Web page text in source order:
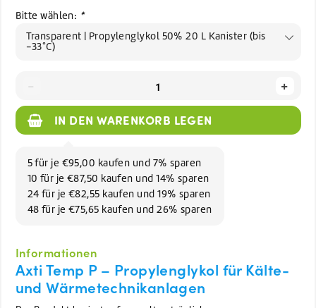
Bitte wählen: *
Transparent | Propylenglykol 50% 20 L Kanister (bis
-33°C)
+
IN DEN WARENKORB LEGEN
5 für je €95,00 kaufen und 7% sparen
10 für je €87,50 kaufen und 14% sparen
24 für je €82,55 kaufen und 19% sparen
48 für je €75,65 kaufen und 26% sparen
Informationen
Axti Temp P – Propylenglykol für Kälte-
und Wärmetechnikanlagen